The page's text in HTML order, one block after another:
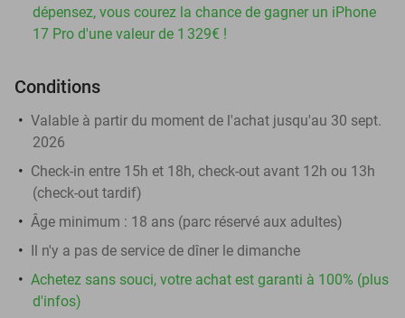
dépensez, vous courez la chance de gagner un iPhone
17 Pro d'une valeur de 1 329€ !
Conditions
Valable à partir du moment de l'achat jusqu'au 30 sept.
2026
Check-in entre 15h et 18h, check-out avant 12h ou 13h
(check-out tardif)
Âge minimum : 18 ans (parc réservé aux adultes)
Il n'y a pas de service de dîner le dimanche
Achetez sans souci, votre achat est garanti à 100% (plus
d'infos)